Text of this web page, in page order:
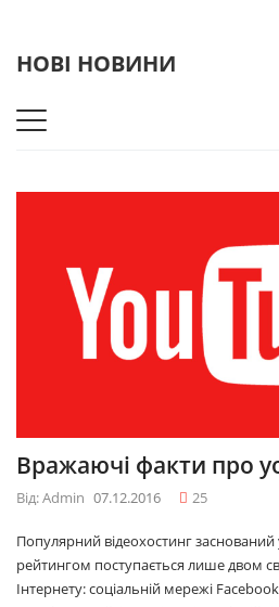
НОВІ НОВИНИ
Вражаючі факти про
Від: Admin 07.12.2016 25
Популярний відеохостинг заснований
рейтингом поступається лише двом
Інтернету: соціальній мережі